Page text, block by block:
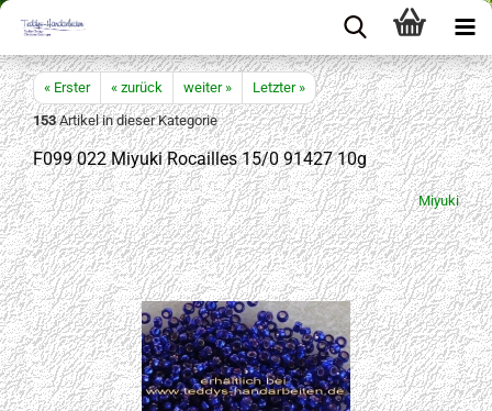
« Erster « zurück weiter »
Letzter »
153Artikel in dieser Kategorie
F099 022 Miyuki Rocailles 15/0 91427 10g
Miyuki